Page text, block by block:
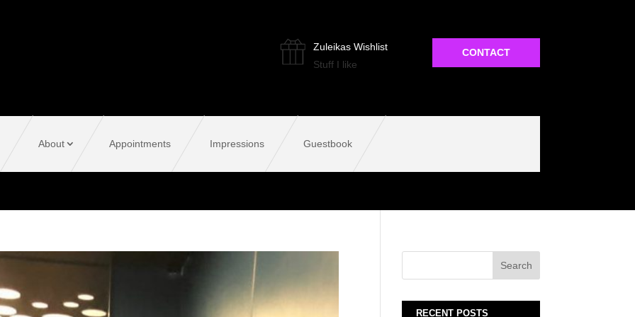
Zuleikas Wishlist
Stuff I like
CONTACT
About Appointments Impressions Guestbook
RECENT POSTS